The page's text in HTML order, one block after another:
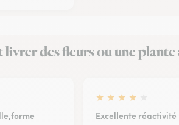
des fleurs ou une
★ ★ ★ ★
Excellente réactivité